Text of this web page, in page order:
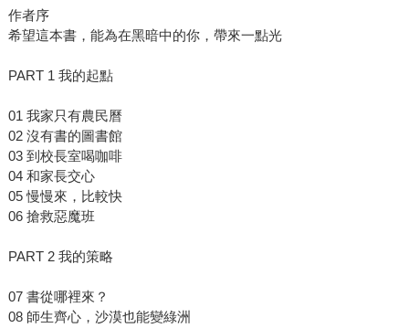
作者序
希望這本書，能為在黑暗中的你，帶來一點光
PART 1 我的起點
01 我家只有農民曆
02 沒有書的圖書館
03 到校長室喝咖啡
04 和家長交心
05 慢慢來，比較快
06 搶救惡魔班
PART 2 我的策略
07 書從哪裡來？
08 師生齊心，沙漠也能變綠洲